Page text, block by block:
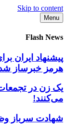
Skip to content
Menu
Flash News
پیشنهاد ایران
هرمز خبرساز
یک زن در
می‌کنند!
شهادت سرباز